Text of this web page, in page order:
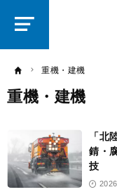
重機・建機
重機・建機
「北
錆・
技